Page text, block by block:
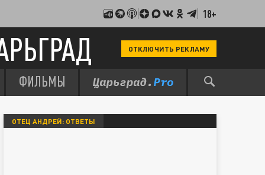
18+
ОТКЛЮЧИТЬ РЕКЛАМУ
ФИЛЬМЫ
ОТЕЦ АНДРЕЙ: ОТВЕТЫ